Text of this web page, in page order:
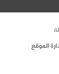
الموقع